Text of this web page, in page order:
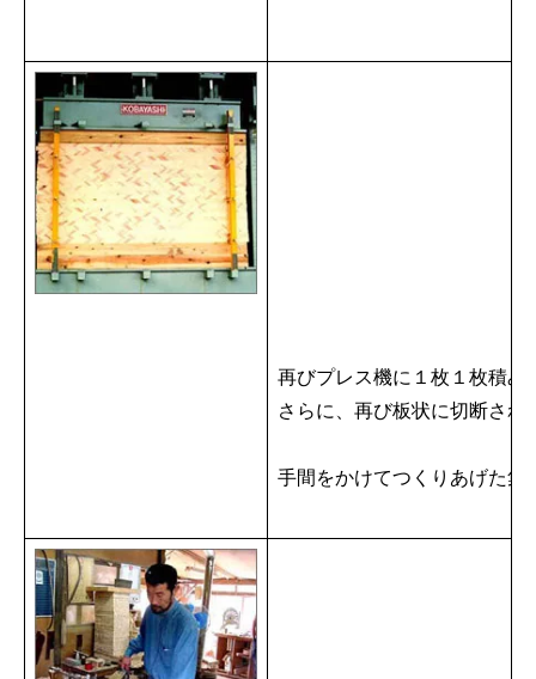
再びプレス機に１枚１枚積み
さらに、再び板状に切断され
手間をかけてつくりあげた集